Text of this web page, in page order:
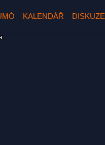
KALENDÁŘ DISKUZE